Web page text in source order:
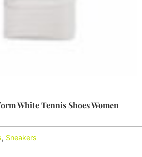
White Tennis Shoes Women
, Sneakers